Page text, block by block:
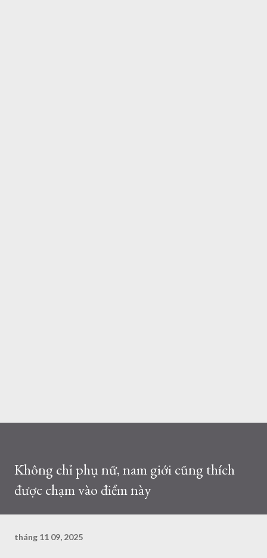
Không chỉ phụ nữ, nam giới cũng thích
được chạm vào điểm này
tháng 11 09, 2025